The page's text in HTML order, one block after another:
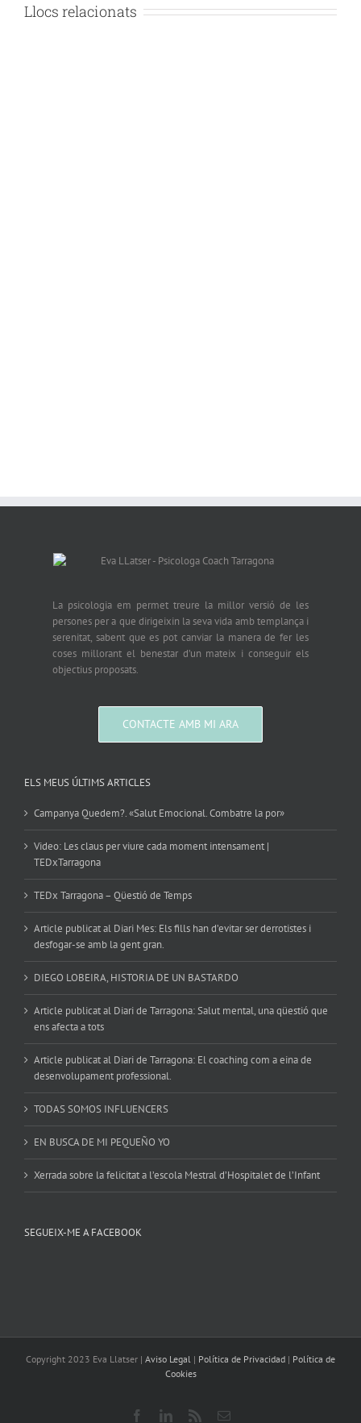
Llocs relacionats
La psicologia em permet treure la millor versió de les
persones per a que dirigeixin la seva vida amb templança i
serenitat, sabent que es pot canviar la manera de fer les
coses millorant el benestar d’un mateix i conseguir els
objectius proposats.
CONTACTE AMB MI ARA
ELS MEUS ÚLTIMS ARTICLES
Campanya Quedem?. «Salut Emocional. Combatre la por»
Video: Les claus per viure cada moment intensament |
TEDxTarragona
TEDx Tarragona – Qüestió de Temps
Article publicat al Diari Mes: Els fills han d’evitar ser derrotistes i
desfogar-se amb la gent gran.
DIEGO LOBEIRA, HISTORIA DE UN BASTARDO
Article publicat al Diari de Tarragona: Salut mental, una qüestió que
ens afecta a tots
Article publicat al Diari de Tarragona: El coaching com a eina de
desenvolupament professional.
TODAS SOMOS INFLUENCERS
EN BUSCA DE MI PEQUEÑO YO
Xerrada sobre la felicitat a l’escola Mestral d’Hospitalet de l’Infant
SEGUEIX-ME A FACEBOOK
Copyright 2023 Eva Llatser | Aviso Legal | Política de Privacidad | Política de
Cookies
FacebookLinkedIn
Rss Email: